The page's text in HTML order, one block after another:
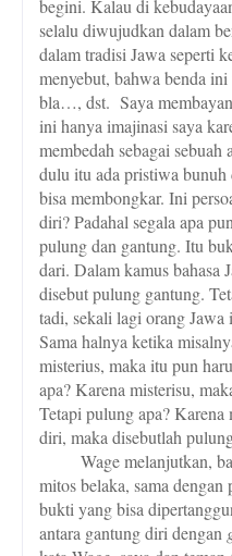
begini. Kalau di
selalu diwujudkan dalam
dalam tradisi Jawa seperti
menyebut, bahwa benda
bla…, dst. Saya
ini hanya imajinasi saya
membedah sebagai
dulu itu ada pristiwa
bisa membongkar. Ini
diri? Padahal segala apa
pulung dan gantung. Itu
dari. Dalam kamus bahasa
disebut pulung gantung.
tadi, sekali lagi orang Jawa
Sama halnya ketika
misterius, maka itu pun
apa? Karena misterisu,
Tetapi pulung apa? Karena
diri, maka disebutlah
Wage melanjutkan,
mitos belaka, sama
bukti yang bisa
antara gantung diri dengan